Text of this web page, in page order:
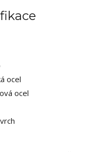
ocel
ocel